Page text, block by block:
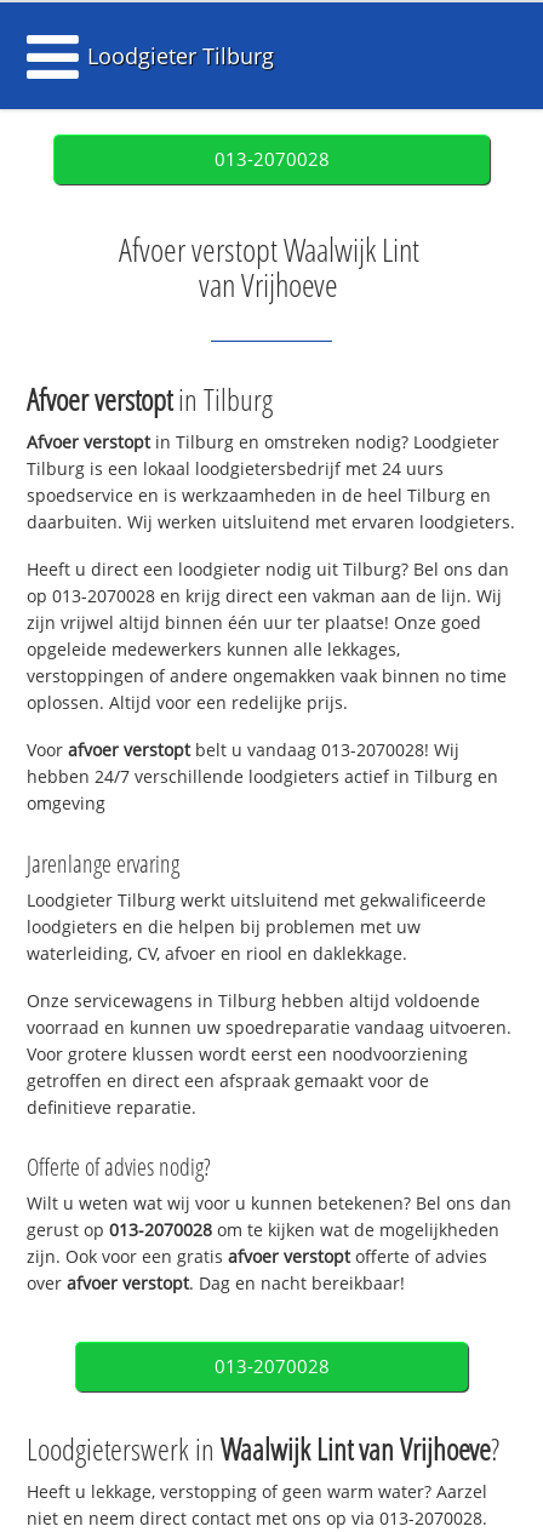
Loodgieter Tilburg
013-2070028
Afvoer verstopt Waalwijk Lint
van Vrijhoeve
Afvoer verstoptin Tilburg
Afvoer verstoptin Tilburg en omstreken nodig? Loodgieter
Tilburg is een lokaal loodgietersbedrijf met 24 uurs
spoedservice en is werkzaamheden in de heel Tilburg en
daarbuiten. Wij werken uitsluitend met ervaren loodgieters.
Heeft u direct een loodgieter nodig uit Tilburg? Bel ons dan
op 013-2070028 en krijg direct een vakman aan de lijn. Wij
zijn vrijwel altijd binnen één uur ter plaatse! Onze goed
opgeleide medewerkers kunnen alle lekkages,
verstoppingen of andere ongemakken vaak binnen no time
oplossen. Altijd voor een redelijke prijs.
Voorafvoer verstoptbelt u vandaag 013-2070028! Wij
hebben 24/7 verschillende loodgieters actief in Tilburg en
omgeving
Jarenlange ervaring
Loodgieter Tilburg werkt uitsluitend met gekwalificeerde
loodgieters en die helpen bij problemen met uw
waterleiding, CV, afvoer en riool en daklekkage.
Onze servicewagens in Tilburg hebben altijd voldoende
voorraad en kunnen uw spoedreparatie vandaag uitvoeren.
Voor grotere klussen wordt eerst een noodvoorziening
getroffen en direct een afspraak gemaakt voor de
definitieve reparatie.
Offerte of advies nodig?
Wilt u weten wat wij voor u kunnen betekenen? Bel ons dan
gerust op013-2070028 om te kijken wat de mogelijkheden
zijn. Ook voor een gratisafvoer verstoptofferte of advies
overafvoer verstopt. Dag en nacht bereikbaar!
013-2070028
Loodgieterswerk inWaalwijk Lint van Vrijhoeve?
Heeft u lekkage, verstopping of geen warm water? Aarzel
niet en neem direct contact met ons op via 013-2070028.